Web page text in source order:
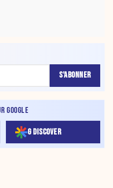
S'ABONNER
GOOGLE
G DISCOVER